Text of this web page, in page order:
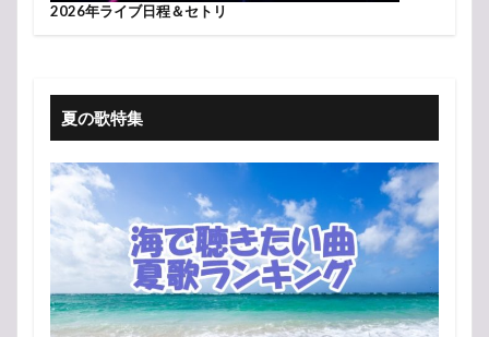
2026年ライブ日程＆セトリ
夏の歌特集